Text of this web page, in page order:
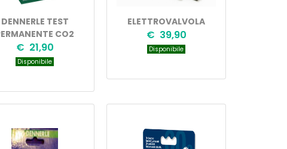
DENNERLE TEST
CO2
€ 21,90
Disponibile
ELETTROVALVOLA
€ 39,90
Disponibile